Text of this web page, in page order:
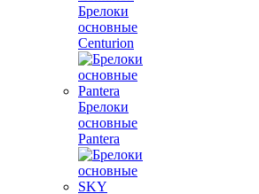
Брелоки
основные
Centurion
Брелоки
основные
Pantera